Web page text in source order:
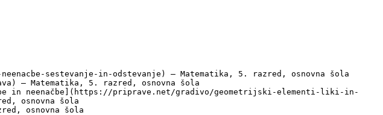
sestevanje-in-odstevanje) — Matematika, 5. razred, osnovna šola
— Matematika, 5. razred, osnovna šola
neenačbe](https://priprave.net/gradivo/geometrijski-elementi-liki-in-
osnovna šola
osnovna šola